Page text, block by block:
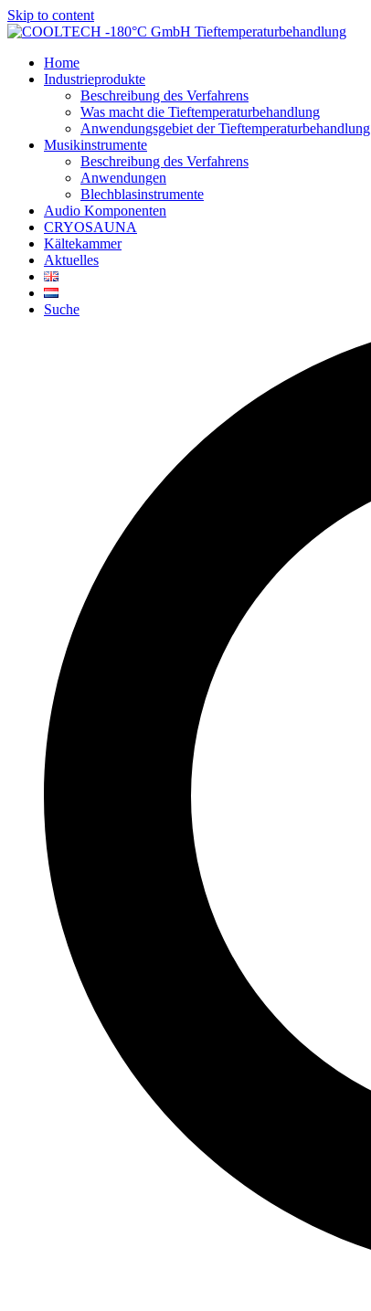
Skip to content
Home
Industrieprodukte
Beschreibung des Verfahrens
Was macht die Tieftemperaturbehandlung
Anwendungsgebiet der Tieftemperaturbehandlung
Musikinstrumente
Beschreibung des Verfahrens
Anwendungen
Blechblasinstrumente
Audio Komponenten
CRYOSAUNA
Kältekammer
Aktuelles
Suche